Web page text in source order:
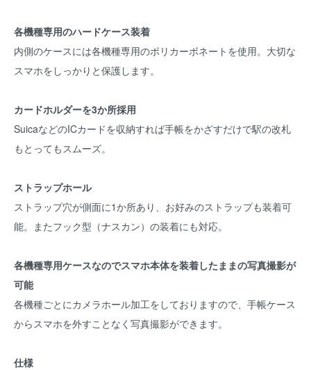
各機種専用のハードケース装着
内側のケースには各機種専用のポリカーボネートを使用。大切な
スマホをしっかりと保護します。
カードホルダーを3か所採用
SuicaなどのICカードを収納すれば手帳をかざすだけで駅の改札
もとってもスムーズ。
ストラップホール
ストラップ穴が側面に1か所あり、お好みのストラップも装着可
能。またフック型（ナスカン）の装着にも対応。
各機種専用ケースなのでスマホ本体を装着したままの写真撮影が
可能
各機種ごとにカメラホール加工をしておりますので、手帳ケース
からスマホを外すことなく写真撮影ができます。
仕様